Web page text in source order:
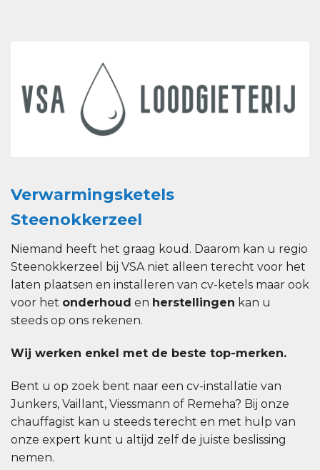
Verwarmingsketels
Steenokkerzeel
Niemand heeft het graag koud. Daarom kan u regio
Steenokkerzeel bij VSA niet alleen terecht voor het
laten plaatsen en installeren van cv-ketels maar ook
voor het onderhoud en herstellingen kan u
steeds op ons rekenen.
Wij werken enkel met de beste top-merken.
Bent u op zoek bent naar een cv-installatie van
Junkers, Vaillant, Viessmann of Remeha? Bij onze
chauffagist kan u steeds terecht en met hulp van
onze expert kunt u altijd zelf de juiste beslissing
nemen.